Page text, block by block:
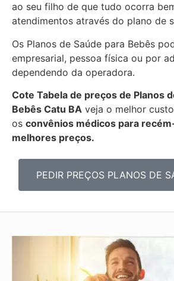
ao seu filho de que tudo ocorra
atendimentos através do plano de
Os Planos de Saúde para Bebês
empresarial, pessoa física ou por
dependendo da operadora.
Cote Tabela de preços de Planos
Bebês Catu BA veja o melhor
os convênios médicos para
melhores preços.
PEDIR PREÇOS PLANOS DE